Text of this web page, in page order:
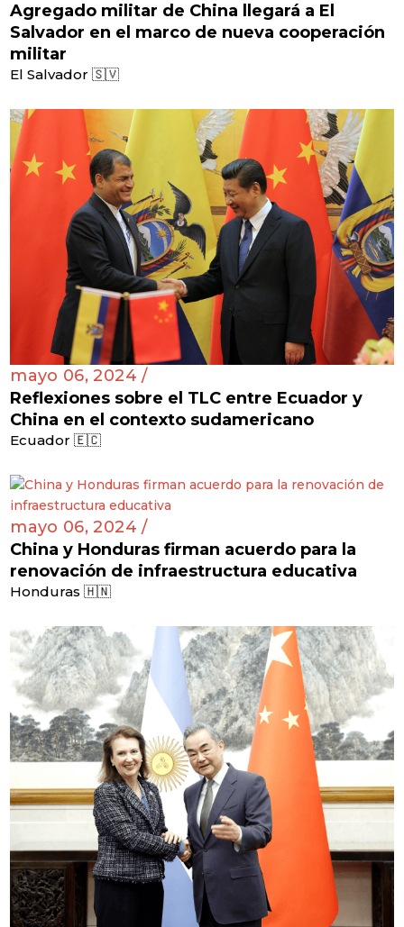
Agregado militar de China llegará a El
Salvador en el marco de nueva cooperación
militar
El Salvador 🇸🇻
mayo 06, 2024 /
Reflexiones sobre el TLC entre Ecuador y
China en el contexto sudamericano
Ecuador 🇪🇨
mayo 06, 2024 /
China y Honduras firman acuerdo para la
renovación de infraestructura educativa
Honduras 🇭🇳